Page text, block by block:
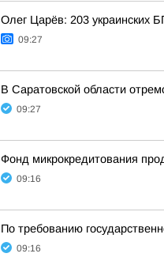
Олег Царёв: 203 украинских
09:27
В Саратовской области
09:27
Фонд микрокредитования
09:16
По требованию
09:16